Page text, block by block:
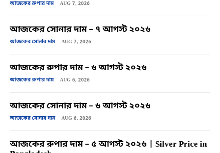
আজকের রুপার দাম AUG 7, 2026
আজকের সোনার দাম – ৭ আগস্ট ২০২৬
আজকের সোনার দাম AUG 7, 2026
আজকের রুপার দাম – ৬ আগস্ট ২০২৬
আজকের রুপার দাম AUG 6, 2026
আজকের সোনার দাম – ৬ আগস্ট ২০২৬
আজকের সোনার দাম AUG 6, 2026
আজকের রুপার দাম – ৫ আগস্ট ২০২৬ | Silver Price in